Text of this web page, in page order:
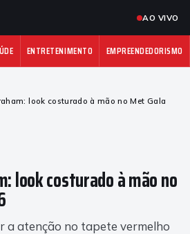
AO VIVO
ENTRETENIMENTO EMPREENDEDORISMO
look costurado à mão no Met Gala
look costurado à mão no
a atenção no tapete vermelho